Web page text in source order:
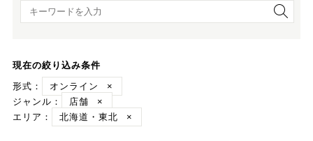
キーワード検索
現在の絞り込み条件
形式：
オンライン
×
ジャンル：
店舗
×
エリア：
北海道・東北 ×